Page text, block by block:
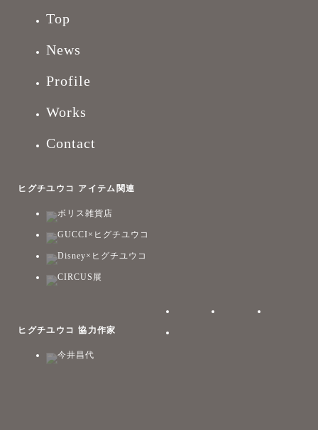
Top
News
Profile
Works
Contact
ヒグチユウコ アイテム関連
ボリス雑貨店
GUCCI×ヒグチユウコ
Disney×ヒグチユウコ
CIRCUS展
ヒグチユウコ 協力作家
今井昌代